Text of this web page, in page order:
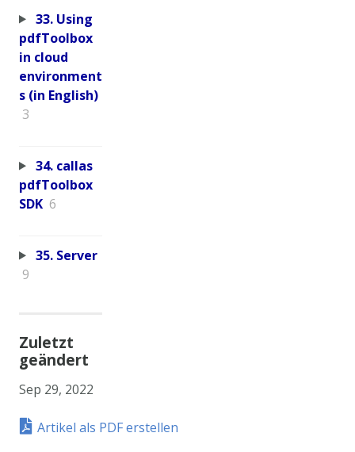
33. Using
pdfToolbox
in cloud
environment
s (in English)
3
34. callas
pdfToolbox
SDK 6
35. Server
9
Zuletzt
geändert
Sep 29, 2022
Artikel als PDF erstellen